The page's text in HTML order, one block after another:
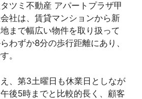
ツミ不動産 アパートプラザ甲
社は、賃貸マンションから新
まで幅広い物件を取り扱って
わずか8分の歩行距離にあり、
。
、第3土曜日も休業日としなが
後5時までと比較的長く、顧客